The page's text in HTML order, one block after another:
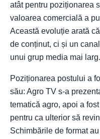
atât pentru poziționarea
valoarea comercială a
Această evoluție arată
de conținut, ci și un
unui grup media mai larg.
Poziționarea postului a
său: Agro TV s-a
tematică agro, apoi a
pentru ca ulterior să
Schimbările de format